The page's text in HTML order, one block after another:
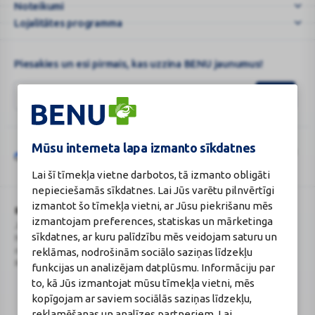
Mūsu interneta lapa izmanto sīkdatnes
Lai šī tīmekļa vietne darbotos, tā izmanto obligāti
nepieciešamās sīkdatnes. Lai Jūs varētu pilnvērtīgi
izmantot šo tīmekļa vietni, ar Jūsu piekrišanu mēs
izmantojam preferences, statiskas un mārketinga
sīkdatnes, ar kuru palīdzību mēs veidojam saturu un
reklāmas, nodrošinām sociālo saziņas līdzekļu
funkcijas un analizējam datplūsmu. Informāciju par
to, kā Jūs izmantojat mūsu tīmekļa vietni, mēs
kopīgojam ar saviem sociālās saziņas līdzekļu,
Noteikumi
Lojalitātes programma
Piesakies un esi pirmais, kas uzzina BENU jaunumus!
Google
reCAPTCHA
Šo vietni aizsargā „reCAPTCHA“, un uz to attiecas „Google“
BENU Aptieka Latvija, SIA
Juridiskā adrese / Faktiskā adrese:
Noliktavu iela 5, Dreiliņi, Stopiņu
novads, LV-2130
Reģistrācijas Nr.: 40003252167
Licence
Licences numurs: A00010
E-aptiekas kontakti
Aptiekas vadītāja:
Sertificēta farmaceite: Jeļena
Gončarova
Reģistrācijas Nr.: F-0834
Sertifikāta Nr.: 215.2025